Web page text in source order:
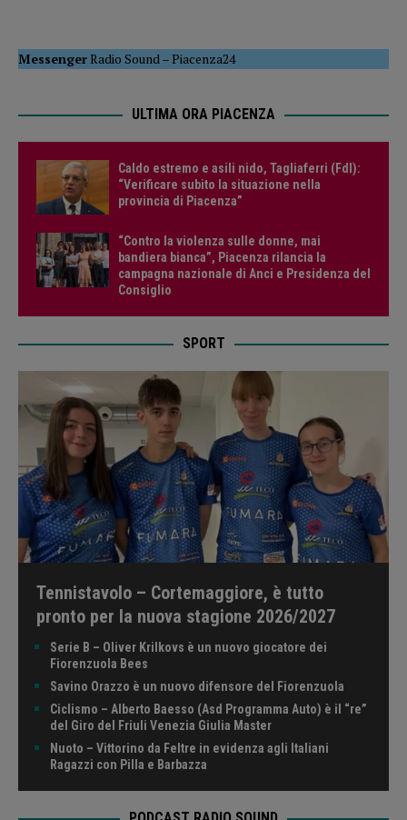
MessengerRadio Sound–Piacenza24
ULTIMA ORA PIACENZA
Caldo estremo e asili nido, Tagliaferri (FdI):
“Verificare subito la situazione nella
provincia di Piacenza”
“Contro la violenza sulle donne, mai
bandiera bianca”, Piacenza rilancia la
campagna nazionale di Anci e Presidenza del
Consiglio
SPORT
Tennistavolo – Cortemaggiore, è tutto
pronto per la nuova stagione 2026/2027
Serie B – Oliver Krilkovs è un nuovo giocatore dei
Fiorenzuola Bees
Savino Orazzo è un nuovo difensore del Fiorenzuola
Ciclismo – Alberto Baesso (Asd Programma Auto) è il “re”
del Giro del Friuli Venezia Giulia Master
Nuoto – Vittorino da Feltre in evidenza agli Italiani
Ragazzi con Pilla e Barbazza